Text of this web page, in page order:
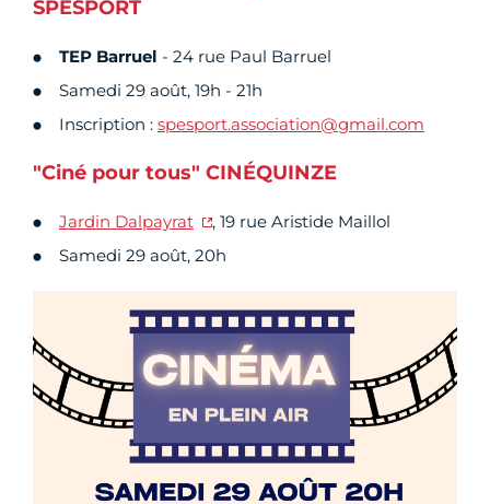
SPESPORT
TEP Barruel - 24 rue Paul Barruel
Samedi 29 août, 19h - 21h
Inscription : spesport.association@gmail.com
"Ciné pour tous" CINÉQUINZE
Jardin Dalpayrat
, 19 rue Aristide Maillol
Samedi 29 août, 20h